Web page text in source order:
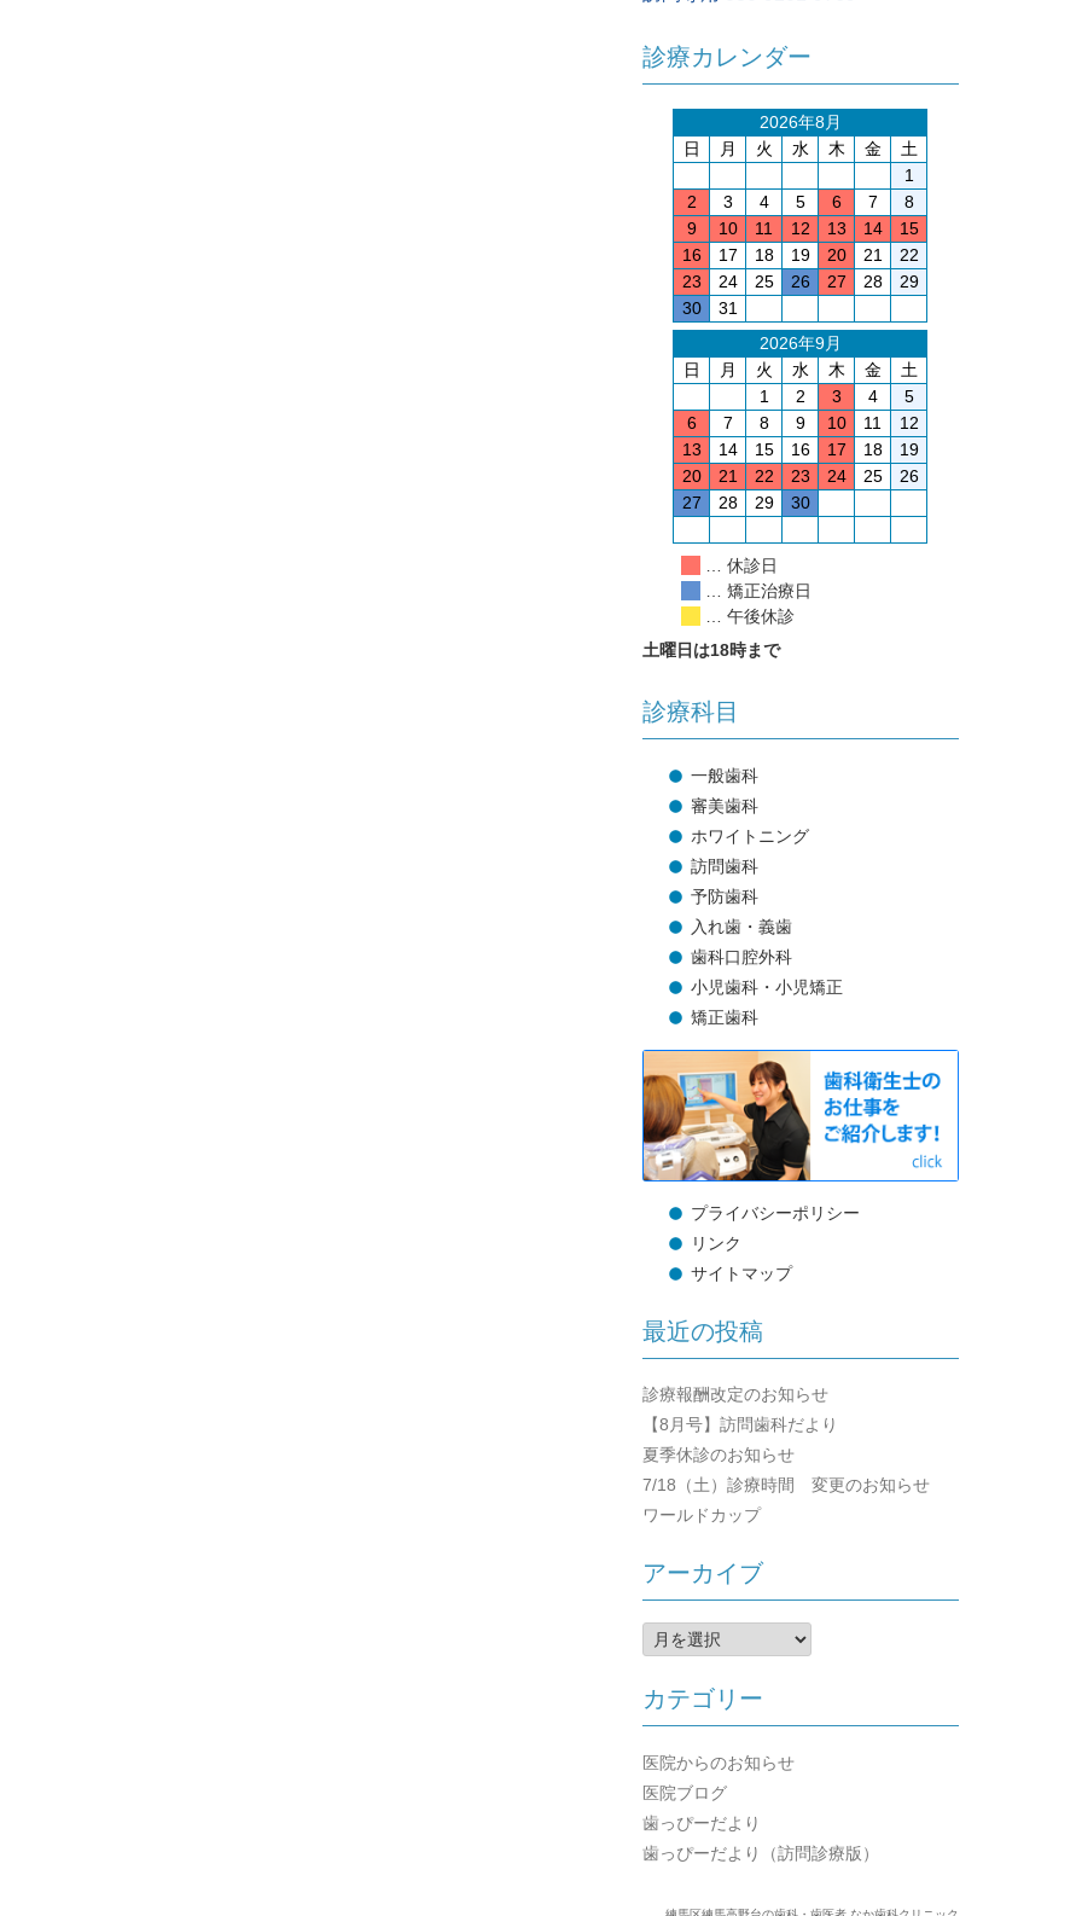
診療カレンダー
2026年8月
日
月 火 水 木 金
土
1
2
3 4 5 6 7
8
9
10 11 12 13 14
15
16
17 18 19 20 21
22
23
24 25 26 27 28
29
30
31
2026年9月
日
月 火 水 木 金
土
1
2 3 4
5
6
7 8 9 10 11
12
13
14 15 16 17 18
19
20
21 22 23 24 25
26
27
28 29 30
… 休診日
… 矯正治療日
… 午後休診
土曜日は18時まで
診療科目
一般歯科
審美歯科
ホワイトニング
訪問歯科
予防歯科
入れ歯・義歯
歯科口腔外科
小児歯科・小児矯正
矯正歯科
プライバシーポリシー
リンク
サイトマップ
最近の投稿
診療報酬改定のお知らせ
【8月号】訪問歯科だより
夏季休診のお知らせ
7/18（土）診療時間 変更のお知らせ
ワールドカップ
アーカイブ
ア
ー
イ
ブ
カテゴリー
医院からのお知らせ
医院ブログ
歯っぴーだより
歯っぴーだより（訪問診療版）